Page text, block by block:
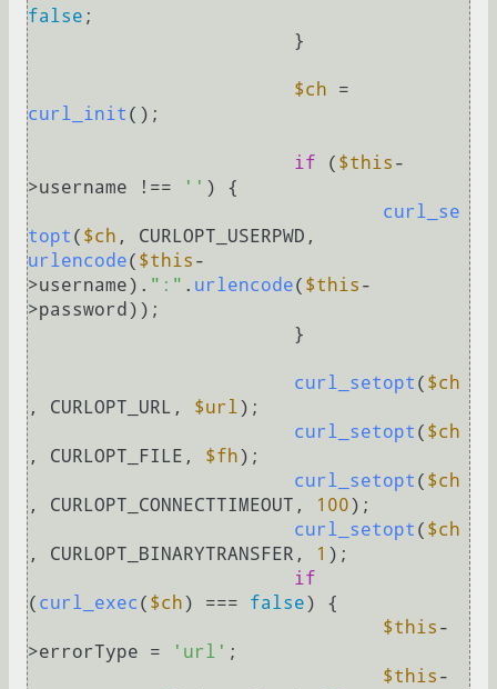
false ;
$ch
curl_init ();
if ( $this -
>username !==
'' ) {
curl_se
topt ( $ch
urlencode( $this -
>username). ":" . urlencode( $this -
>password));
curl_setopt ( $ch
, CURLOPT_URL, $url);
curl_setopt ( $ch
, CURLOPT_FILE, $fh);
curl_setopt ( $ch
, CURLOPT_CONNECTTIMEOUT,
100);
curl_setopt ( $ch
, CURLOPT_BINARYTRANSFER,
1 );
if
( curl_exec ( $ch) === false) {
$this -
>errorType =
'url' ;
$this -